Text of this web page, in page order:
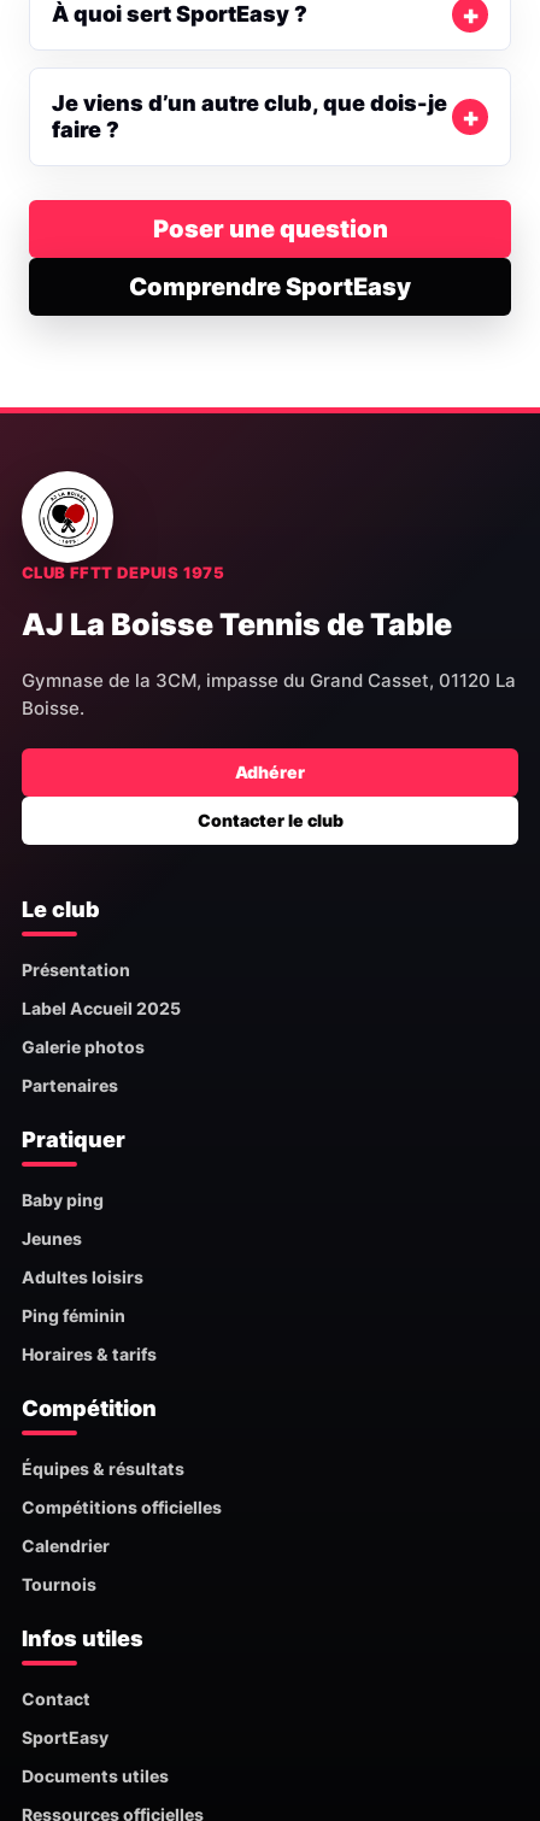
À quoi sert SportEasy ?
Je viens d’un autre club, que dois-je
faire ?
Poser une question
Comprendre SportEasy
CLUB FFTT DEPUIS 1975
AJ La Boisse Tennis de Table
Gymnase de la 3CM, impasse du Grand Casset, 01120 La
Boisse.
Adhérer
Contacter le club
Le club
Présentation
Label Accueil 2025
Galerie photos
Partenaires
Pratiquer
Baby ping
Jeunes
Adultes loisirs
Ping féminin
Horaires & tarifs
Compétition
Équipes & résultats
Compétitions officielles
Calendrier
Tournois
Infos utiles
Contact
SportEasy
Documents utiles
Ressources officielles